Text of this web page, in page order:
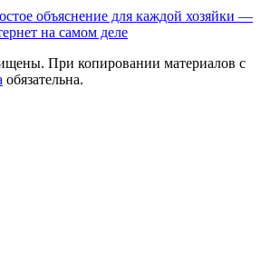
объяснение для каждой хозяйки —
на самом деле
При копировании материалов с
обязательна.